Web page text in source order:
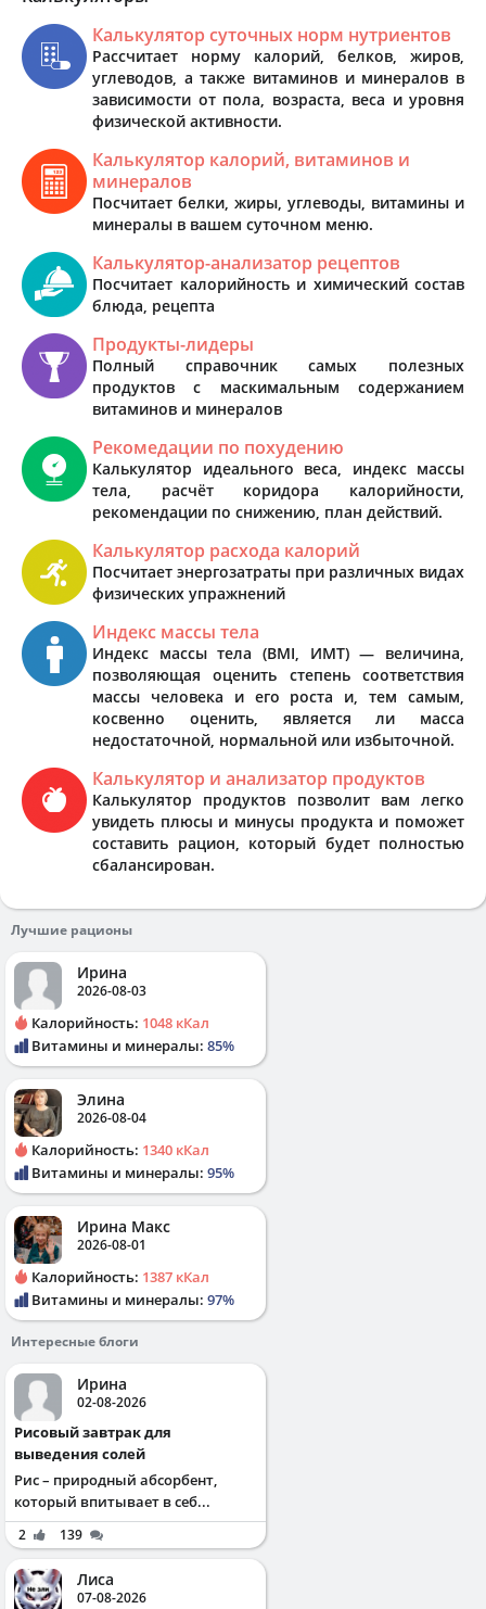
Калькулятор суточных норм нутриентов
Рассчитает норму калорий, белков, жиров,
углеводов, а также витаминов и минералов в
зависимости от пола, возраста, веса и уровня
физической активности.
Калькулятор калорий, витаминов и
минералов
Посчитает белки, жиры, углеводы, витамины и
минералы в вашем суточном меню.
Калькулятор-анализатор рецептов
Посчитает калорийность и химический состав
блюда, рецепта
Продукты-лидеры
Полный справочник самых полезных
продуктов с маскимальным содержанием
витаминов и минералов
Рекомедации по похудению
Калькулятор идеального веса, индекс массы
тела, расчёт коридора калорийности,
рекомендации по снижению, план действий.
Калькулятор расхода калорий
Посчитает энергозатраты при различных видах
физических упражнений
Индекс массы тела
Индекс массы тела (BMI, ИМТ) — величина,
позволяющая оценить степень соответствия
массы человека и его роста и, тем самым,
косвенно оценить, является ли масса
недостаточной, нормальной или избыточной.
Калькулятор и анализатор продуктов
Калькулятор продуктов позволит вам легко
увидеть плюсы и минусы продукта и поможет
составить рацион, который будет полностью
сбалансирован.
Лучшие рационы
Ирина
2026-08-03
Калорийность: 1048 кКал
Витамины и минералы: 85%
Элина
2026-08-04
Калорийность: 1340 кКал
Витамины и минералы: 95%
Ирина Макс
2026-08-01
Калорийность: 1387 кКал
Витамины и минералы: 97%
Интересные блоги
Ирина
02-08-2026
Рисовый завтрак для
выведения солей
Рис – природный абсорбент,
который впитывает в себ...
2 139
Лиса
07-08-2026